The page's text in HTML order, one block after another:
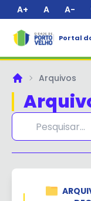
A+ A A-
Portal
PrincipalArquivos
✕